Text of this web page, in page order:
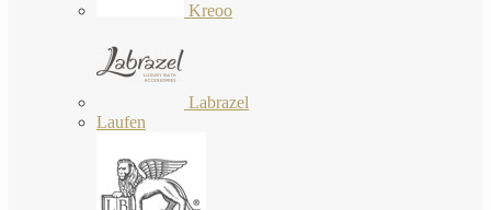
Kreoo
Labrazel
Laufen